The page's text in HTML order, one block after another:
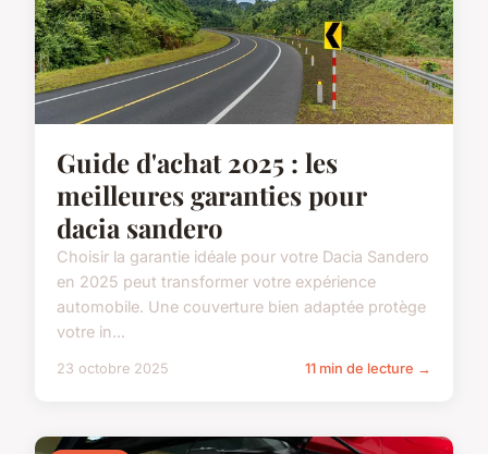
Guide d'achat 2025 : les
meilleures garanties pour
dacia sandero
Choisir la garantie idéale pour votre Dacia Sandero
en 2025 peut transformer votre expérience
automobile. Une couverture bien adaptée protège
votre in...
23 octobre 2025 11 min de lecture →